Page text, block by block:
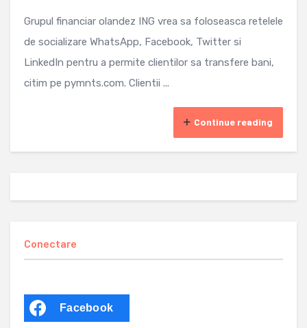
Grupul financiar olandez ING vrea sa foloseasca retelele
de socializare WhatsApp, Facebook, Twitter si
LinkedIn pentru a permite clientilor sa transfere bani,
citim pe pymnts.com. Clientii ...
Continue reading
Conectare
Facebook